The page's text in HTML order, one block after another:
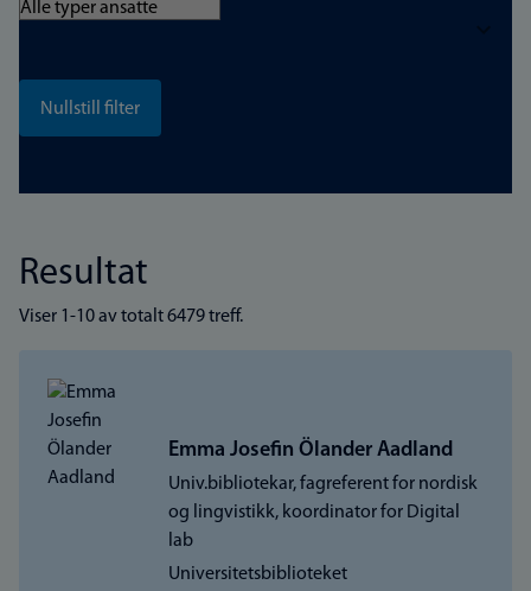
Resultat
Viser 1-10 av totalt 6479 treff.
Emma Josefin Ölander Aadland
Univ.bibliotekar, fagreferent for nordisk
og lingvistikk, koordinator for Digital
lab
Universitetsbiblioteket